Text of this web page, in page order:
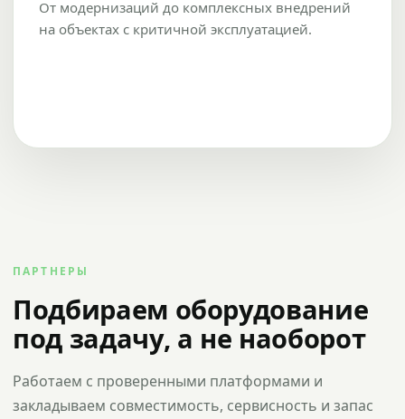
От модернизаций до комплексных внедрений
на объектах с критичной эксплуатацией.
ПАРТНЕРЫ
Подбираем оборудование
под задачу, а не наоборот
Работаем с проверенными платформами и
закладываем совместимость, сервисность и запас